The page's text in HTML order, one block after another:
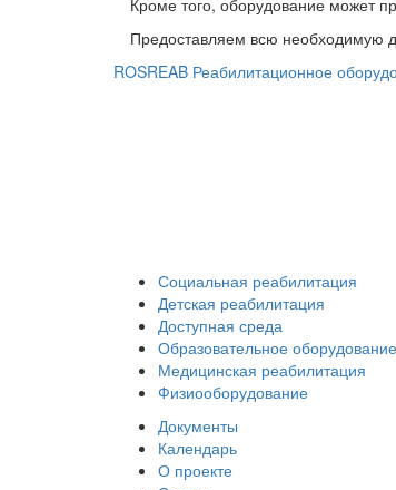
Предоставляем всю необходимую
ROSREAB Реабилитационное
Социальная реабилитация
Детская реабилитация
Доступная среда
Образовательное оборудование
Медицинская реабилитация
Физиооборудование
Документы
Календарь
О проекте